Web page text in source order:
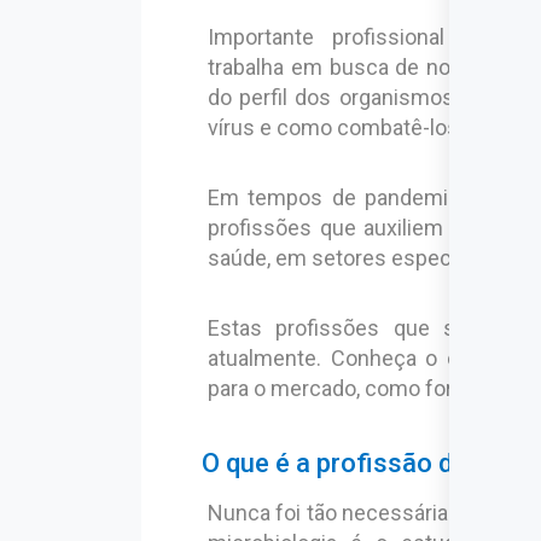
Importante profissional de
trabalha em busca de novos
do perfil dos organismos
vírus e como combatê-los em prol
Em tempos de pandemia, é de
profissões que auxiliem no
saúde, em setores específicos
Estas profissões que se
atualmente. Conheça o curso de
para o mercado, como formas de
O que é a profissão de
Nunca foi tão necessária a